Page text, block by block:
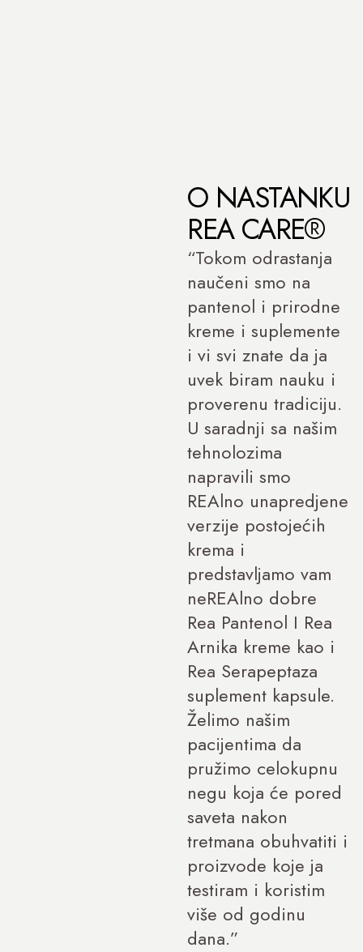
O NASTANKU
REA CARE®
“Tokom odrastanja
naučeni smo na
pantenol i prirodne
kreme i suplemente
i vi svi znate da ja
uvek biram nauku i
proverenu tradiciju.
U saradnji sa našim
tehnolozima
napravili smo
REAlno unapredjene
verzije postojećih
krema i
predstavljamo vam
neREAlno dobre
Rea Pantenol I Rea
Arnika kreme kao i
Rea Serapeptaza
suplement kapsule.
Želimo našim
pacijentima da
pružimo celokupnu
negu koja će pored
saveta nakon
tretmana obuhvatiti i
proizvode koje ja
testiram i koristim
više od godinu
dana.”